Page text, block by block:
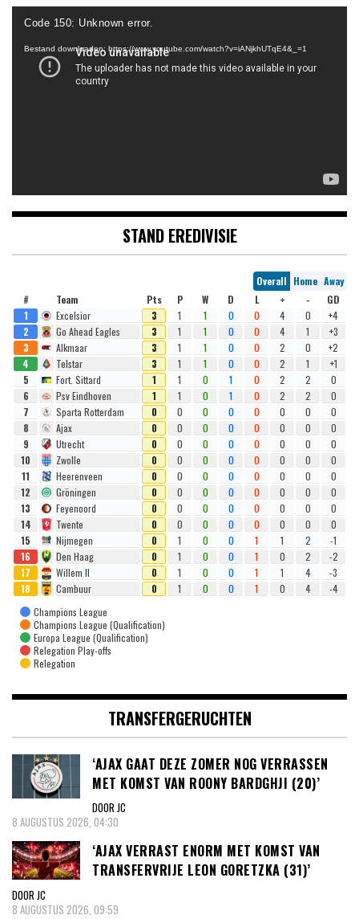
Videospeler
Code 150: Unknown error.
Bestand downloaden: https://www.youtube.com/watch?v=iANjkhUTqE4&_=1
STAND EREDIVISIE
Overall Home Away
#
Team Pts P W D L + -
GD
1
Excelsior 3 1 1 0 0 4 0
+4
2
Go Ahead Eagles 3 1 1 0 0 4 1
+3
3
Alkmaar 3 1 1 0 0 2 0
+2
4
Telstar 3 1 1 0 0 2 1
+1
5
Fort. Sittard 1 1 0 1 0 2 2
0
6
Psv Eindhoven 1 1 0 1 0 2 2
0
7
Sparta Rotterdam 0 0 0 0 0 0 0
0
8
Ajax 0 0 0 0 0 0 0
0
9
Utrecht 0 0 0 0 0 0 0
0
10
Zwolle 0 0 0 0 0 0 0
0
11
Heerenveen 0 0 0 0 0 0 0
0
12
Gröningen 0 0 0 0 0 0 0
0
13
Feyenoord 0 0 0 0 0 0 0
0
14
Twente 0 0 0 0 0 0 0
0
15
Nijmegen 0 1 0 0 1 1 2
-1
16
Den Haag 0 1 0 0 1 0 2
-2
17
Willem II 0 1 0 0 1 1 4
-3
18
Cambuur 0 1 0 0 1 0 4
-4
Champions League
Champions League (Qualification)
Europa League (Qualification)
Relegation Play-offs
Relegation
TRANSFERGERUCHTEN
‘AJAX GAAT DEZE ZOMER NOG VERRASSEN
MET KOMST VAN ROONY BARDGHJI (20)’
DOOR JC
8 AUGUSTUS 2026, 04:30
‘AJAX VERRAST ENORM MET KOMST VAN
TRANSFERVRIJE LEON GORETZKA (31)’
DOOR JC
8 AUGUSTUS 2026, 09:59